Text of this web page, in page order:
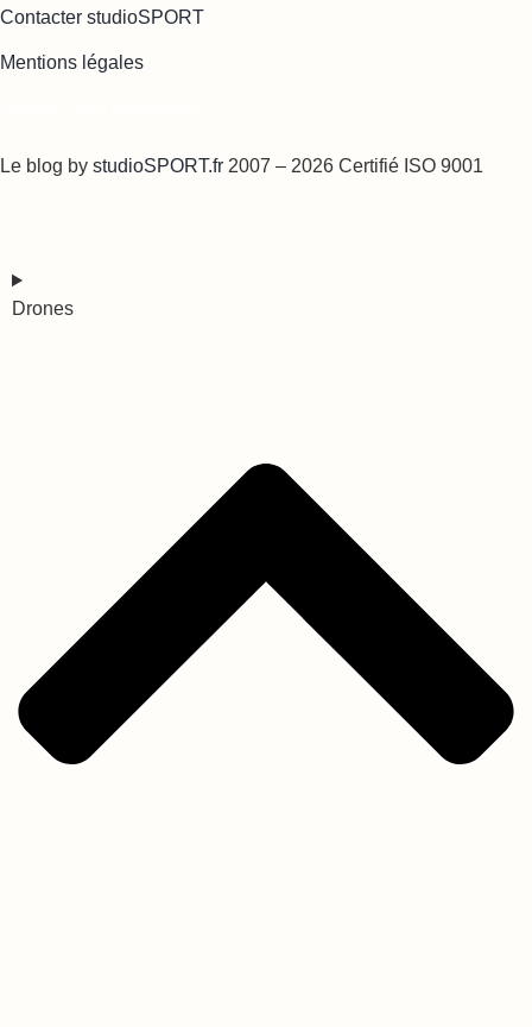
Contacter studioSPORT
Mentions légales
Le blog by studioSPORT.fr 2007 – 2026 Certifié ISO 9001
Drones